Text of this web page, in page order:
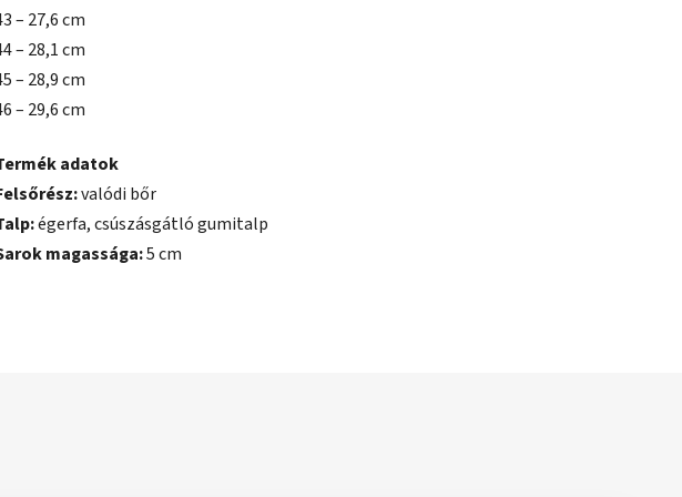
– 27,6 cm
– 28,1 cm
– 28,9 cm
– 29,6 cm
adatok
valódi bőr
égerfa, csúszásgátló gumitalp
magassága:5 cm